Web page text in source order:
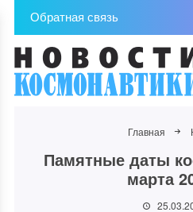
Обратная связь
Главная
Памятные даты
марта